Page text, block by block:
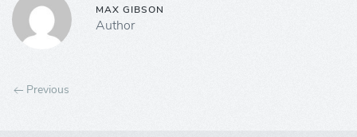
MAX GIBSON
Author
Previous